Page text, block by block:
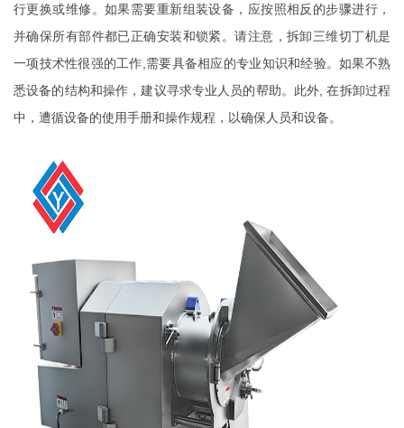
行更换或维修。如果需要重新组装设备，应按照相反的步骤进行，
并确保所有部件都已正确安装和锁紧。请注意，拆卸三维切丁机是
一项技术性很强的工作,需要具备相应的专业知识和经验。如果不熟
悉设备的结构和操作，建议寻求专业人员的帮助。此外, 在拆卸过程
中，遭循设备的使用手册和操作规程，以确保人员和设备。